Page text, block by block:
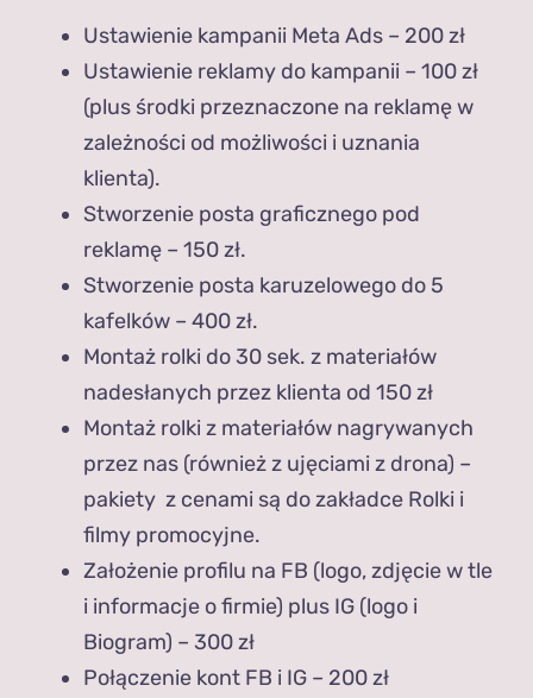
Ustawienie kampanii Meta Ads – 200 zł
Ustawienie reklamy do kampanii – 100 zł
(plus środki przeznaczone na reklamę w
zależności od możliwości i uznania
klienta).
Stworzenie posta graficznego pod
reklamę – 150 zł.
Stworzenie posta karuzelowego do 5
kafelków – 400 zł.
Montaż rolki do 30 sek. z materiałów
nadesłanych przez klienta od 150 zł
Montaż rolki z materiałów nagrywanych
przez nas (również z ujęciami z drona) –
pakiety z cenami są do zakładce Rolki i
filmy promocyjne.
Założenie profilu na FB (logo, zdjęcie w tle
i informacje o firmie) plus IG (logo i
Biogram) – 300 zł
Połączenie kont FB i IG – 200 zł